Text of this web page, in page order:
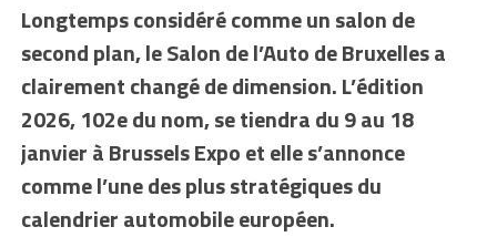
Longtemps considéré comme un salon de
second plan, le Salon de l’Auto de Bruxelles a
clairement changé de dimension. L’édition
2026, 102e du nom, se tiendra du 9 au 18
janvier à Brussels Expo et elle s’annonce
comme l’une des plus stratégiques du
calendrier automobile européen.